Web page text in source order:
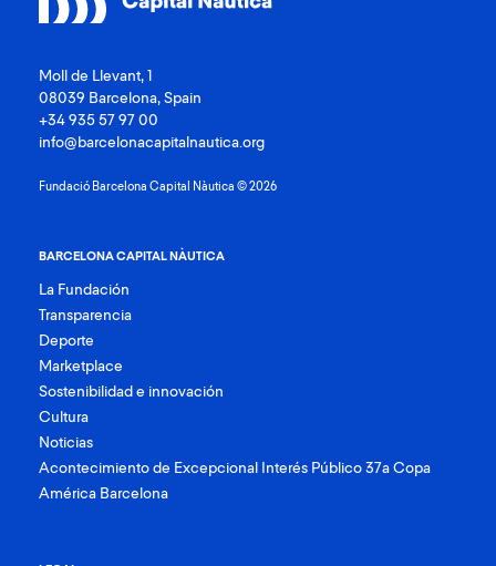
Moll de Llevant, 1
08039 Barcelona, Spain
+34 935 57 97 00
info@barcelonacapitalnautica.org
Fundació Barcelona Capital Nàutica © 2026
BARCELONA CAPITAL NÀUTICA
La Fundación
Transparencia
Deporte
Marketplace
Sostenibilidad e innovación
Cultura
Noticias
Acontecimiento de Excepcional Interés Público 37a Copa
América Barcelona